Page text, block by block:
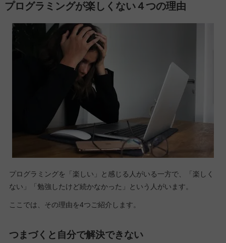
プログラミングが楽しくない４つの理由
プログラミングを「楽しい」と感じる人がいる一方で、「楽しく
ない」「勉強したけど続かなかった」という人がいます。
ここでは、その理由を4つご紹介します。
つまづくと自分で解決できない